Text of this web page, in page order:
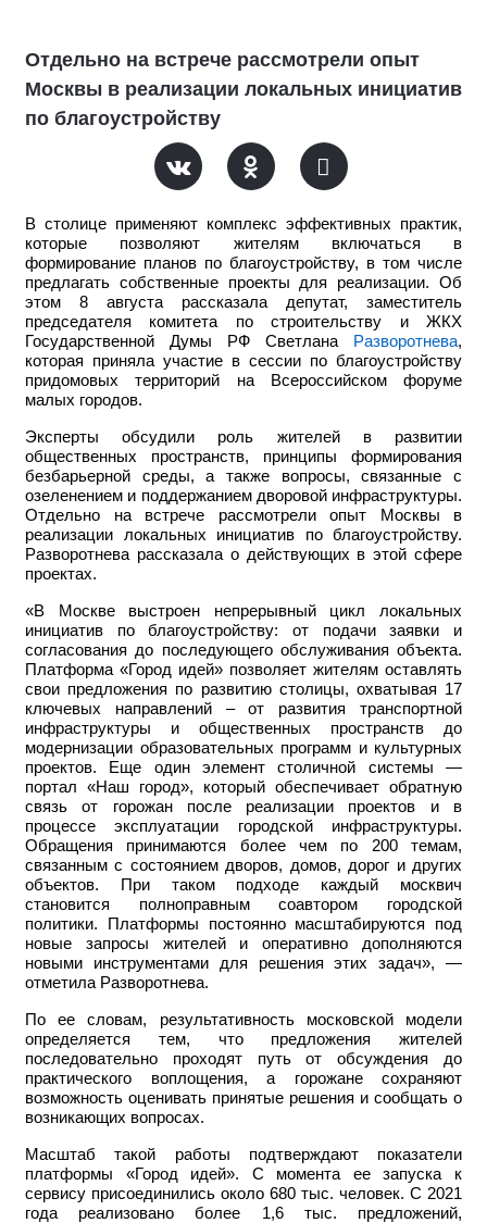
Отдельно на встрече рассмотрели опыт
Москвы в реализации локальных инициатив
по благоустройству
В столице применяют комплекс эффективных практик,
которые позволяют жителям включаться в
формирование планов по благоустройству, в том числе
предлагать собственные проекты для реализации. Об
этом 8 августа рассказала депутат, заместитель
председателя комитета по строительству и ЖКХ
Государственной Думы РФ Светлана
Разворотнева,
которая приняла участие в сессии по благоустройству
придомовых территорий на Всероссийском форуме
малых городов.
Эксперты обсудили роль жителей в развитии
общественных пространств, принципы формирования
безбарьерной среды, а также вопросы, связанные с
озеленением и поддержанием дворовой инфраструктуры.
Отдельно на встрече рассмотрели опыт Москвы в
реализации локальных инициатив по благоустройству.
Разворотнева рассказала о действующих в этой сфере
проектах.
«В Москве выстроен непрерывный цикл локальных
инициатив по благоустройству: от подачи заявки и
согласования до последующего обслуживания объекта.
Платформа «Город идей» позволяет жителям оставлять
свои предложения по развитию столицы, охватывая 17
ключевых направлений – от развития транспортной
инфраструктуры и общественных пространств до
модернизации образовательных программ и культурных
проектов. Еще один элемент столичной системы —
портал «Наш город», который обеспечивает обратную
связь от горожан после реализации проектов и в
процессе эксплуатации городской инфраструктуры.
Обращения принимаются более чем по 200 темам,
связанным с состоянием дворов, домов, дорог и других
объектов. При таком подходе каждый москвич
становится полноправным соавтором городской
политики. Платформы постоянно масштабируются под
новые запросы жителей и оперативно дополняются
новыми инструментами для решения этих задач», —
отметила Разворотнева.
По ее словам, результативность московской модели
определяется тем, что предложения жителей
последовательно проходят путь от обсуждения до
практического воплощения, а горожане сохраняют
возможность оценивать принятые решения и сообщать о
возникающих вопросах.
Масштаб такой работы подтверждают показатели
платформы «Город идей». С момента ее запуска к
сервису присоединились около 680 тыс. человек. С 2021
года реализовано более 1,6 тыс. предложений,